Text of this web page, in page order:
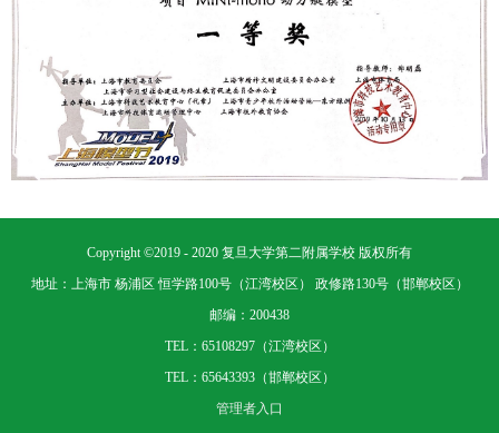
Copyright ©2019 - 2020 复旦大学第二附属学校 版权所有
地址：上海市 杨浦区 恒学路100号（江湾校区） 政修路130号（邯郸校区）
邮编：200438
TEL：65108297（江湾校区）
TEL：65643393（邯郸校区）
管理者入口